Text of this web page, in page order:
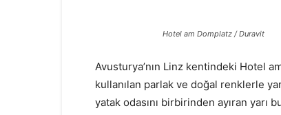
Hotel am Domplatz / Duravit
Avusturya’nın Linz kentindeki Hotel
kullanılan parlak ve doğal renklerle
yatak odasını birbirinden ayıran yarı